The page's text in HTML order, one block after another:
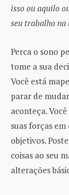
isso ou aquilo
seu trabalho na
Perca o sono
tome a sua
Você está
parar de
aconteça.
suas forças
objetivos.
coisas ao seu
alterações